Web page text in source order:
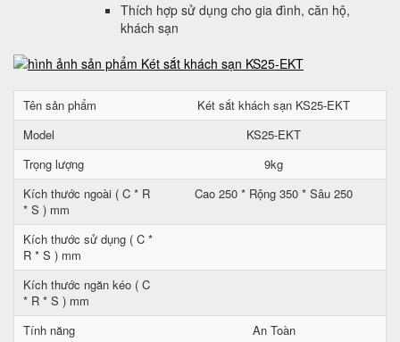
Thích hợp sử dụng cho gia đình, căn hộ,
khách sạn
Tên sản phẩm
Két sắt khách sạn KS25-EKT
Model
KS25-EKT
Trọng lượng
9kg
Kích thước ngoài ( C * R
* S ) mm
Cao 250 * Rộng 350 * Sâu 250
Kích thước sử dụng ( C *
R * S ) mm
Kích thước ngăn kéo ( C
* R * S ) mm
Tính năng
An Toàn